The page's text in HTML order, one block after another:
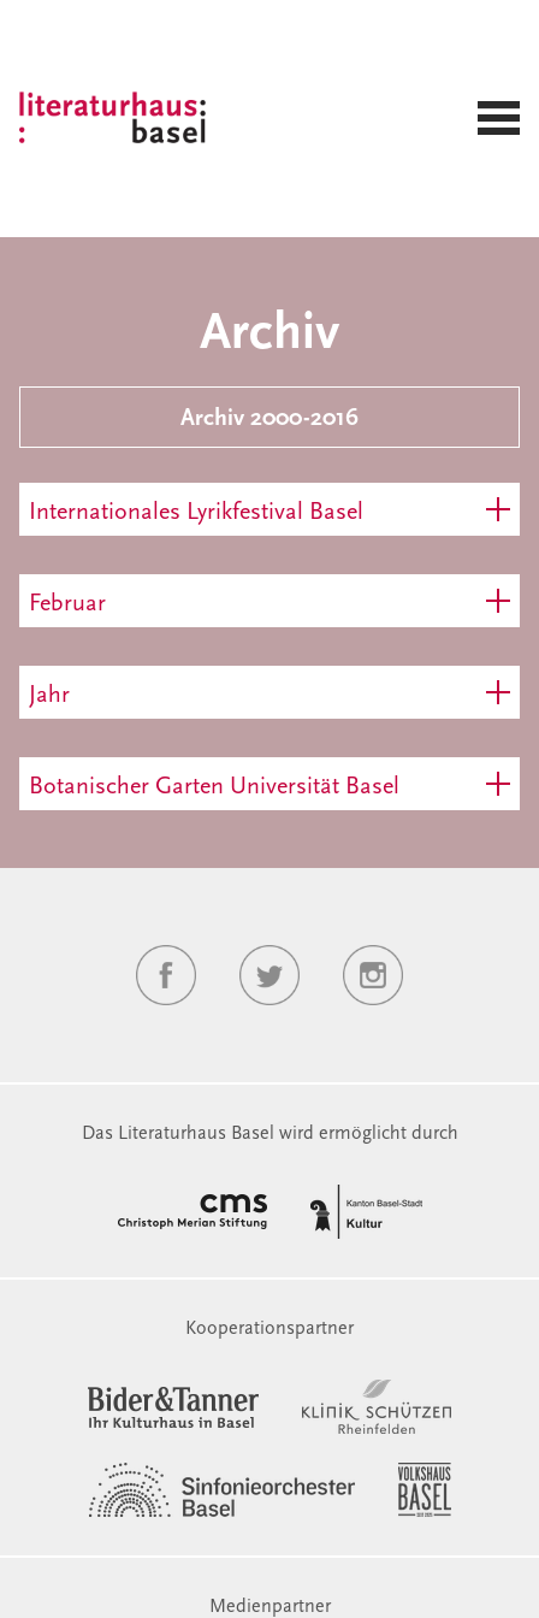
Archiv
Archiv 2000-2016
Internationales Lyrikfestival Basel
Februar
Jahr
Botanischer Garten Universität Basel
Das Literaturhaus Basel wird ermöglicht durch
Kooperationspartner
Medienpartner